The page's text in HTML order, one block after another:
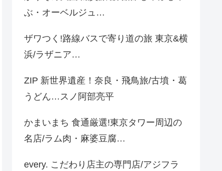
ぶ・オーベルジュ…
ザワつく!路線バスで寄り道の旅 東京&横
浜/ラザニア…
ZIP 新世界遺産！奈良・飛鳥旅/古墳・葛
うどん…スノ阿部亮平
かまいまち 食通厳選!東京タワー周辺の
名店/ラム肉・麻婆豆腐…
every. こだわり店主の専門店/アジフラ